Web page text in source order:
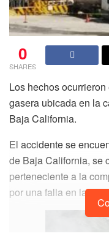
0
SHARES
Los hechos
gasera ubicada en la
Baja California.
El accidente se
de Baja California, se
perteneciente a la
por una falla en la